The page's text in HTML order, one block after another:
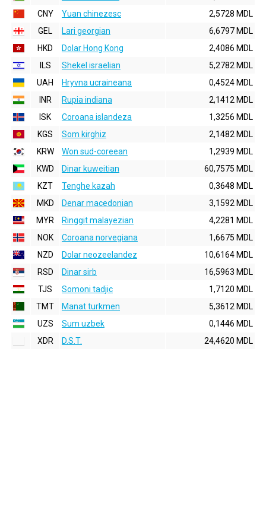
CNY
Yuan chinezesc
2,5728 MDL
GEL
Lari georgian
6,6797 MDL
HKD
Dolar Hong Kong
2,4086 MDL
ILS
Shekel israelian
5,2782 MDL
UAH
Hryvna ucraineana
0,4524 MDL
INR
Rupia indiana
2,1412 MDL
ISK
Coroana islandeza
1,3256 MDL
KGS
Som kirghiz
2,1482 MDL
KRW
Won sud-coreean
1,2939 MDL
KWD
Dinar kuweitian
60,7575 MDL
KZT
Tenghe kazah
0,3648 MDL
MKD
Denar macedonian
3,1592 MDL
MYR
Ringgit malayezian
4,2281 MDL
NOK
Coroana norvegiana
1,6675 MDL
NZD
Dolar neozeelandez
10,6164 MDL
RSD
Dinar sirb
16,5963 MDL
TJS
Somoni tadjic
1,7120 MDL
TMT
Manat turkmen
5,3612 MDL
UZS
Sum uzbek
0,1446 MDL
XDR
D.S.T. 24,4620 MDL